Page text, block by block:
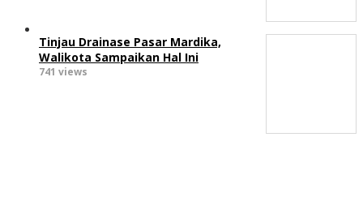
Tinjau Drainase Pasar Mardika,
Walikota Sampaikan Hal Ini
741 views